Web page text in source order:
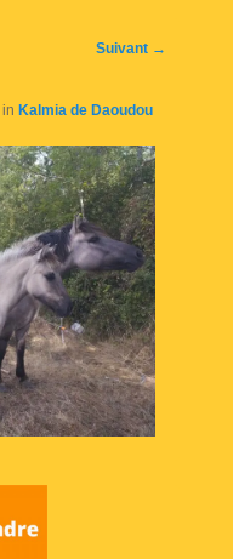
Navigation
Suivant →
in Kalmia de Daoudou